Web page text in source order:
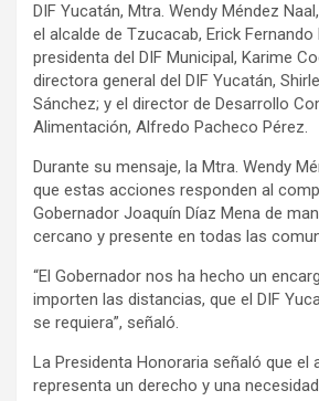
DIF Yucatán, Mtra. Wendy Méndez
el alcalde de Tzucacab, Erick Fernando
presidenta del DIF Municipal, Karime
directora general del DIF Yucatán,
Sánchez; y el director de Desarrollo
Alimentación, Alfredo Pacheco Pérez.
Durante su mensaje, la Mtra. Wendy
que estas acciones responden al
Gobernador Joaquín Díaz Mena de
cercano y presente en todas las
“El Gobernador nos ha hecho un
importen las distancias, que el DIF
se requiera”, señaló.
La Presidenta Honoraria señaló que el
representa un derecho y una